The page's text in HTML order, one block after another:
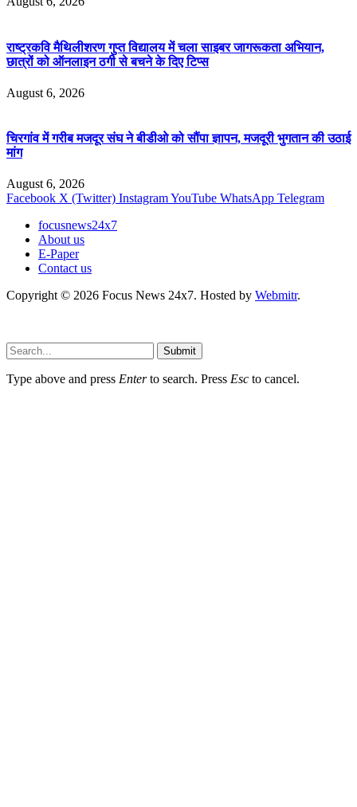
राष्ट्रकवि मैथिलीशरण गुप्त विद्यालय में चला साइबर जागरूकता अभियान,
छात्रों को ऑनलाइन ठगी से बचने के दिए टिप्स
August 6, 2026
चिरगांव में गरीब मजदूर संघ ने बीडीओ को सौंपा ज्ञापन, मजदूरी भुगतान की उठाई
मांग
August 6, 2026
Facebook X (Twitter) InstagramYouTube WhatsApp Telegram
focusnews24x7
About us
E-Paper
Contact us
Copyright © 2026 Focus News 24x7. Hosted by Webmitr.
Submit
Type above and press Enterto search. Press Esc to cancel.